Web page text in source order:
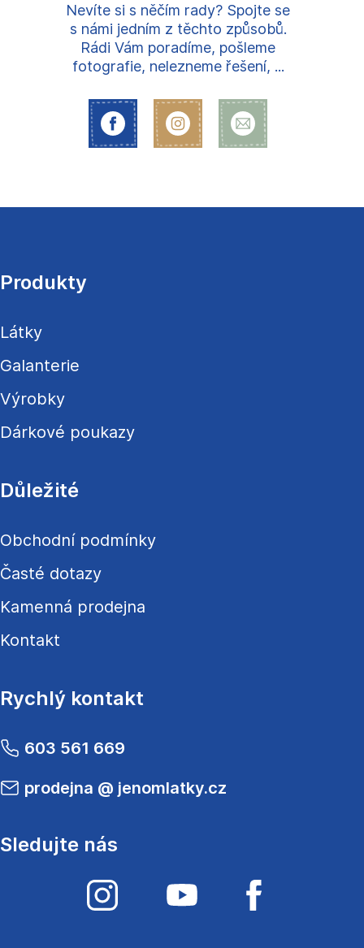
Nevíte si s něčím rady? Spojte se
s námi jedním z těchto způsobů.
Rádi Vám poradíme, pošleme
fotografie, nelezneme řešení, ...
a
í
Produkty
Látky
Galanterie
Výrobky
Dárkové poukazy
Důležité
Obchodní podmínky
Časté dotazy
Kamenná prodejna
Kontakt
Rychlý kontakt
603 561 669
prodejna @ jenomlatky.cz
Sledujte nás